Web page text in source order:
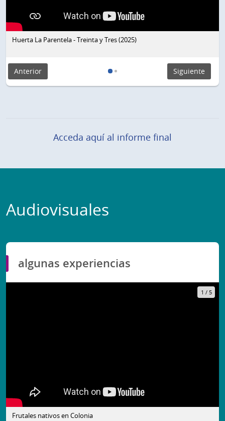
Huerta La Parentela - Treinta y Tres (2025)
Anterior Siguiente
Acceda aquí al informe final
Audiovisuales
algunas experiencias
1 / 5
Frutales nativos en Colonia